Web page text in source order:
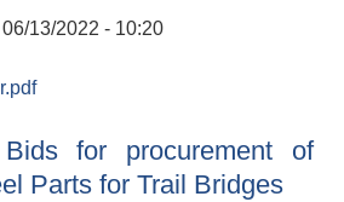
06/13/2022 - 10:20
for procurement of
Parts for Trail Bridges